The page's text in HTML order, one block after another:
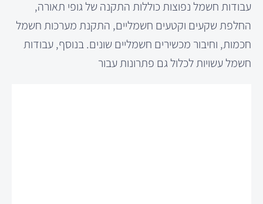
עבודות חשמל נפוצות כוללות התקנה של גופי תאורה,
החלפת שקעים וקטעים חשמליים, התקנת מערכות חשמל
חכמות, וחיבור מכשירים חשמליים שונים. בנוסף, עבודות
חשמל עשויות לכלול גם פתרונות עבור